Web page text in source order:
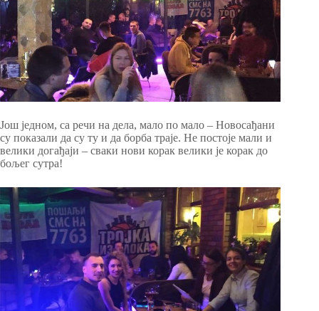
Још једном, са речи на дела, мало по мало – Новосађани
су показали да су ту и да борба траје. Не постоје мали и
велики догађаји – сваки нови корак велики је корак до
бољег сутра!